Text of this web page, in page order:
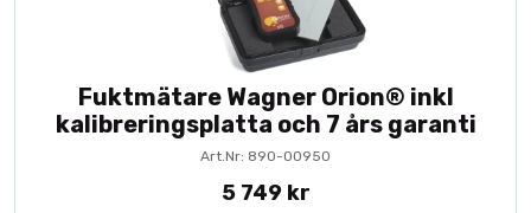
Fuktmätare Wagner Orion® inkl
kalibreringsplatta och 7 års garanti
Art.Nr: 890-00950
5 749 kr